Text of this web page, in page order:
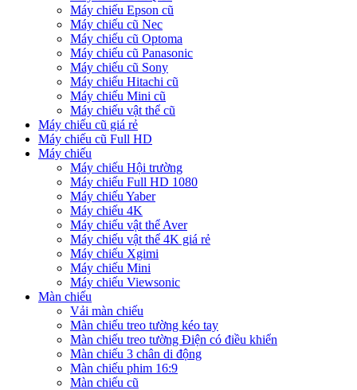
Máy chiếu Epson cũ
Máy chiếu cũ Nec
Máy chiếu cũ Optoma
Máy chiếu cũ Panasonic
Máy chiếu cũ Sony
Máy chiếu Hitachi cũ
Máy chiếu Mini cũ
Máy chiếu vật thể cũ
Máy chiếu cũ giá rẻ
Máy chiếu cũ Full HD
Máy chiếu
Máy chiếu Hội trường
Máy chiếu Full HD 1080
Máy chiếu Yaber
Máy chiếu 4K
Máy chiếu vật thể Aver
Máy chiếu vật thể 4K giá rẻ
Máy chiếu Xgimi
Máy chiếu Mini
Máy chiếu Viewsonic
Màn chiếu
Vải màn chiếu
Màn chiếu treo tường kéo tay
Màn chiếu treo tường Điện có điều khiển
Màn chiếu 3 chân di động
Màn chiếu phim 16:9
Màn chiếu cũ